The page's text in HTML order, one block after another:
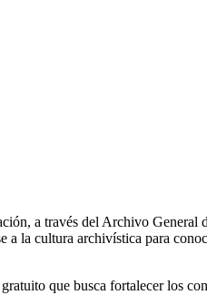
a través del Archivo
a la cultura archivística para
que busca fortalecer los